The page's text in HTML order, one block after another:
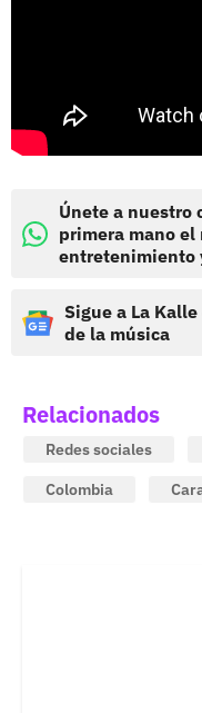
Únete a nuestro
primera mano
entretenimiento
Sigue a La
de la música
Relacionados
Redes sociales
Colombia